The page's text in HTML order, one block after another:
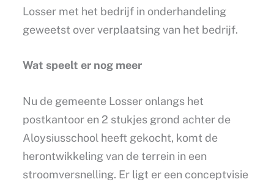
Losser met het bedrijf in onderhandeling
geweetst over verplaatsing van het bedrijf.
Wat speelt er nog meer
Nu de gemeente Losser onlangs het
postkantoor en 2 stukjes grond achter de
Aloysiusschool heeft gekocht, komt de
herontwikkeling van de terrein in een
stroomversnelling. Er ligt er een conceptvisie